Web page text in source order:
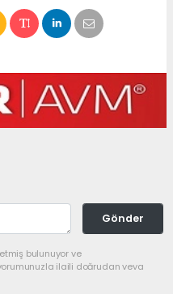
Gönder
bulunuyor ve
ilgili doğrudan veya